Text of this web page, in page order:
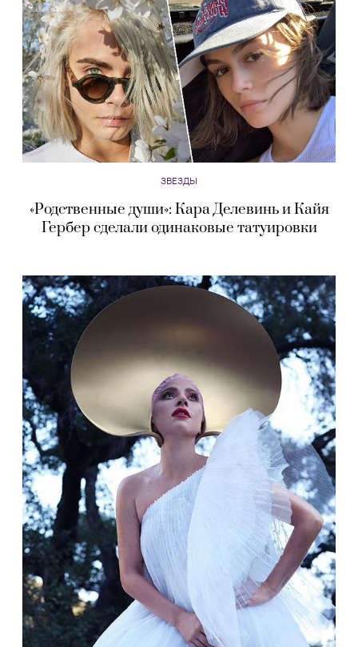
ЗВЕЗДЫ
«Родственные души»: Кара Делевинь и Кайя
Гербер сделали одинаковые татуировки